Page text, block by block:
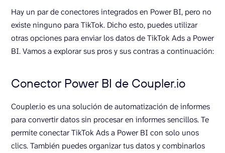
Hay un par de conectores integrados en Power BI, pero no
existe ninguno para TikTok. Dicho esto, puedes utilizar
otras opciones para enviar los datos de TikTok Ads a Power
BI. Vamos a explorar sus pros y sus contras a continuación:
Conector Power BI de Coupler.io
Coupler.io es una solución de automatización de informes
para convertir datos sin procesar en informes sencillos. Te
permite conectar TikTok Ads a Power BI con solo unos
clics. También puedes organizar tus datos y combinarlos